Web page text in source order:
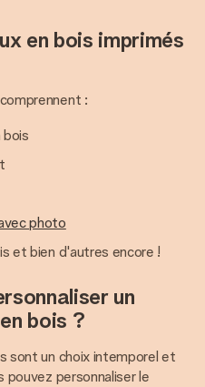
en bois imprimés
:
bois
photo
et bien d'autres encore !
un
bois ?
sont un choix intemporel et
pouvez personnaliser le